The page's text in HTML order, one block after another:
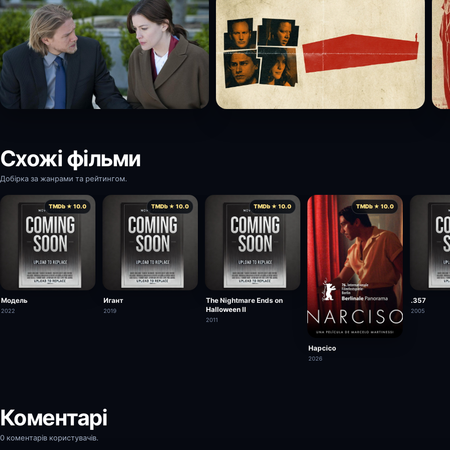
Схожі фільми
Добірка за жанрами та рейтингом.
TMDb ★ 10.0
Модель
2022
TMDb ★ 10.0
Игант
2019
TMDb ★ 10.0
The Nightmare Ends on
Halloween II
2011
TMDb ★ 10.0
Нарсісо
2026
.357
2005
Коментарі
0 коментарів користувачів.